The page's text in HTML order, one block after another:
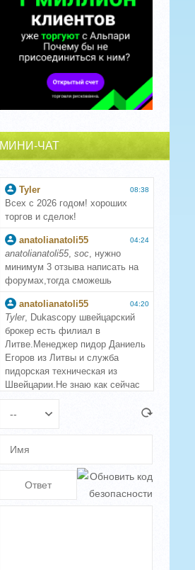
МИНИ-ЧАТ